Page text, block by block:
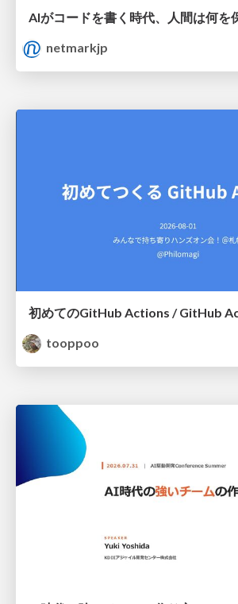
netmarkjp
初めてのGitHub Actions / GitHub
tooppoo